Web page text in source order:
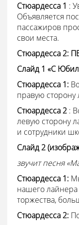
Стюардесса 1 :
Объявляется
пассажиров
свои места.
Стюардесса2:
Слайд 1 «С
Стюардесса 1:
правую
Стюардесса 2 :
левую сторону
и сотрудники
Слайд 2
звучит песня
Стюардесса 1:
нашего
торжества,
Стюардесса 2: